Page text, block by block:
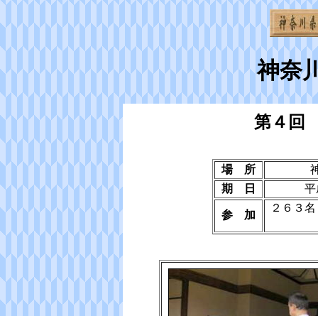
神奈
第４回
場 所
期 日
平
参 加
２６３